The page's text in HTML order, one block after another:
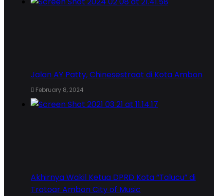
Jalan AY Patty, Chinesestraat di Kota Ambon
February 8, 2024
Akhirnya Wakil Ketua DPRD Kota “Talucu” di
Trotoar Ambon City of Music